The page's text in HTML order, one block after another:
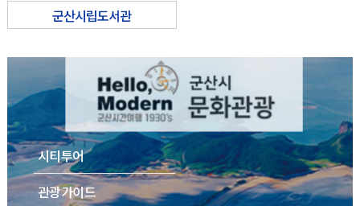
군산시립도서관
시티투어
관광가이드